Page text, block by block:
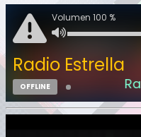
Volumen 100 %
Radio Estrella
OFFLINE